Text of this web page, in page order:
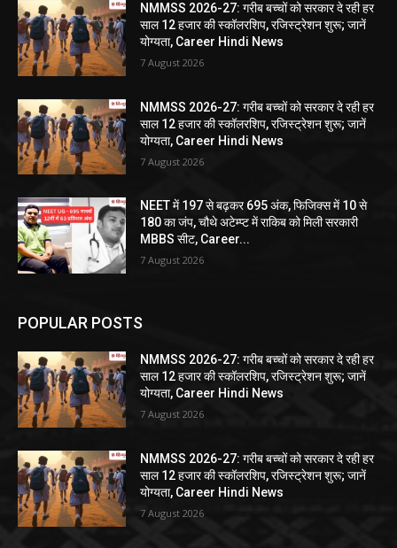
NMMSS 2026-27: गरीब बच्चों को सरकार दे रही हर
साल 12 हजार की स्कॉलरशिप, रजिस्ट्रेशन शुरू; जानें
योग्यता, Career Hindi News
7 August 2026
NMMSS 2026-27: गरीब बच्चों को सरकार दे रही हर
साल 12 हजार की स्कॉलरशिप, रजिस्ट्रेशन शुरू; जानें
योग्यता, Career Hindi News
7 August 2026
NEET में 197 से बढ़कर 695 अंक, फिजिक्स में 10 से
180 का जंप, चौथे अटेम्प्ट में राकिब को मिली सरकारी
MBBS सीट, Career...
7 August 2026
POPULAR POSTS
NMMSS 2026-27: गरीब बच्चों को सरकार दे रही हर
साल 12 हजार की स्कॉलरशिप, रजिस्ट्रेशन शुरू; जानें
योग्यता, Career Hindi News
7 August 2026
NMMSS 2026-27: गरीब बच्चों को सरकार दे रही हर
साल 12 हजार की स्कॉलरशिप, रजिस्ट्रेशन शुरू; जानें
योग्यता, Career Hindi News
7 August 2026